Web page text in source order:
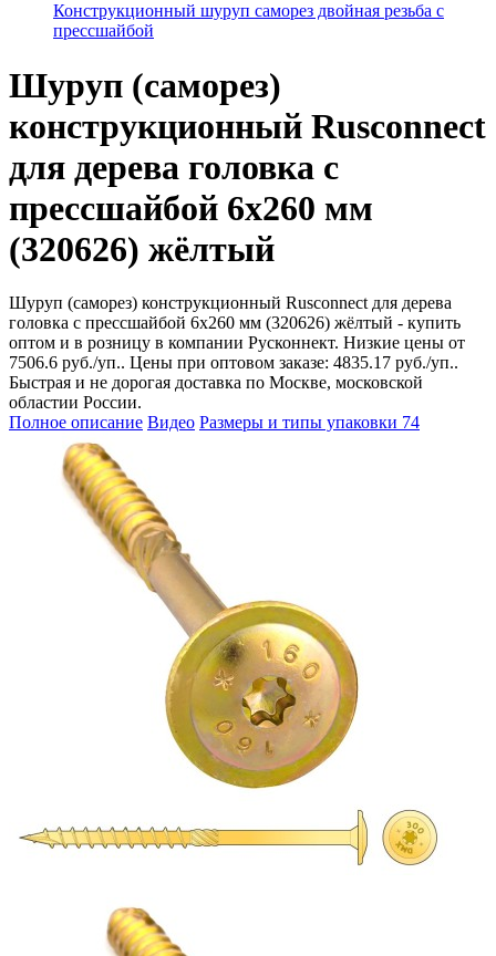
Конструкционный шуруп саморез двойная резьба с
прессшайбой
Шуруп (саморез)
конструкционный Rusconnect
для дерева головка с
прессшайбой 6х260 мм
(320626) жёлтый
Шуруп (саморез) конструкционный Rusconnect для дерева
головка с прессшайбой 6х260 мм (320626) жёлтый - купить
оптом и в розницу в компании Русконнект. Низкие цены от
7506.6 руб./уп.. Цены при оптовом заказе: 4835.17 руб./уп..
Быстрая и не дорогая доставка по Москве, московской
областии России.
Полное описание Видео Размеры и типы упаковки 74